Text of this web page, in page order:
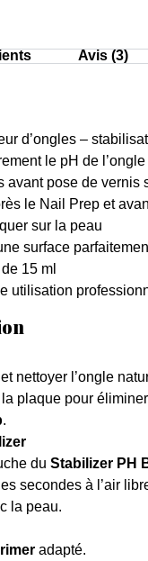
Avis (3)
d’ongles –
le pH de l’ongle
avant pose de vernis
le Nail Prep et
sur la peau
surface
15 ml
utilisation
nettoyer l’ongle
plaque pour
.
du Stabilizer PH
secondes à l’air
la peau.
adapté.